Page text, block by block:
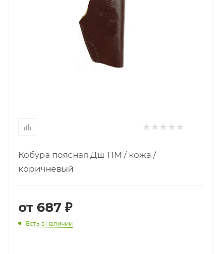
Кобура поясная Дш ПМ / кожа /
коричневый
от 687 ₽
Есть в наличии